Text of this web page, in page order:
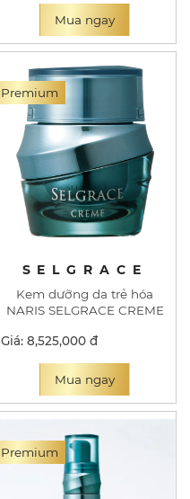
Mua ngay
Premium
SELGRACE
Kem dưỡng da trẻ hóa
NARIS SELGRACE CREME
Giá: 8,525,000 đ
Mua ngay
Premium